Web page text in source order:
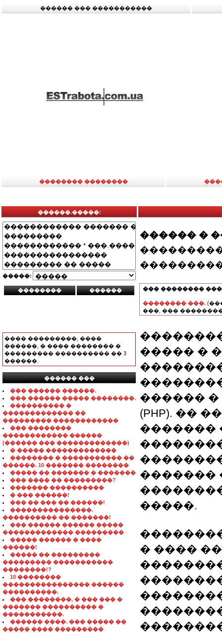
������ ��� �����������
�������� ��������
������.�����:
�����:
���� ���������, ����
������, � ���� �������� �
��������� ���������� �� 3
������.
������ ���
���������������
��� ������ ������.
��� ������ ����� ��������.
���������� �
������������� ��
��������� ������������
��� ��������
������������ ������
(������ ��� �������������)
� ����� �������������
�������� � ����������� ��
������. 10 ������� ��������
����� �� ������� � �������
��� ���� �� ���������?
������� ����������
� ��� ������!
��� �� ��� �� ������!
���������������.
���������� �� �������!
��� ������ ������ �����
������������� ���������
����� ������ � ����
������!
����� �� ���������
��������� �����������
��������!?
10 ��������
���������������� ������
����������.
��� ��������, � ��� ��� �
������� ���������� �
�����������.
������ ����. ��� ����� ��
����� ���� ���������
������ �
��� ��������
�������� ���.
���, ���
����� �
������ �
(PHP). ��
�������
�������
�����.
� ����